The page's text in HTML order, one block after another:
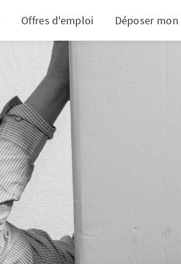
Offres d'emploi Déposer mon